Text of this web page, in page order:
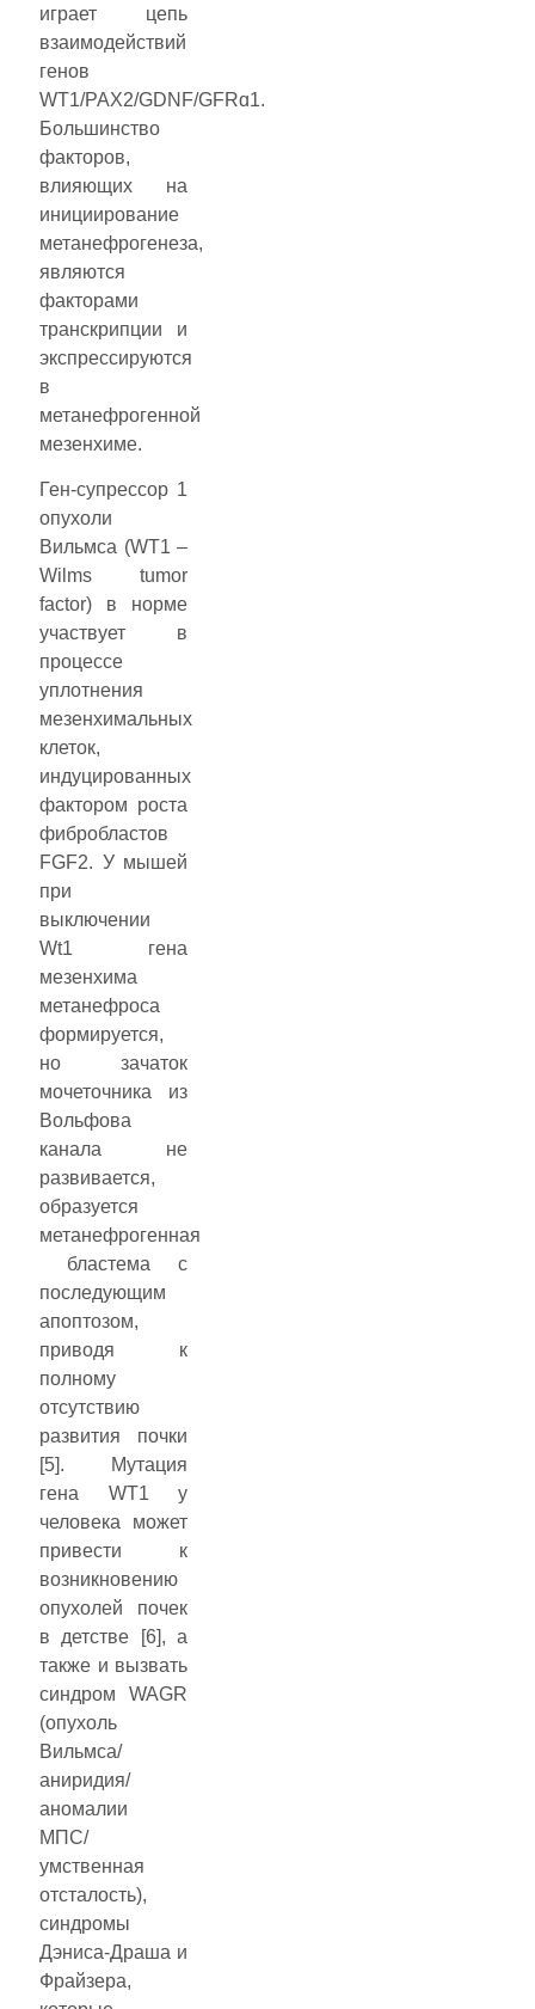
играет цепь
взаимодействий
генов
WT1/PAX2/GDNF/GFRɑ1.
Большинство
факторов,
влияющих на
инициирование
метанефрогенеза,
являются
факторами
транскрипции и
экспрессируются
в
метанефрогенной
мезенхиме.
Ген-супрессор 1
опухоли
Вильмса (WT1 –
Wilms tumor
factor) в норме
участвует в
процессе
уплотнения
мезенхимальных
клеток,
индуцированныx
фактором роста
фибробластов
FGF2. У мышей
при
выключении
Wt1 гена
мезенхима
метанефроса
формируется,
но зачаток
мочеточника из
Вольфова
канала не
развивается,
образуется
метанефрогенная
бластема с
последующим
апоптозом,
приводя к
полному
отсутствию
развития почки
[5]. Мутация
гена WT1 у
человека может
привести к
возникновению
опухолей почек
в детстве [6], а
также и вызвать
синдром WAGR
(опухоль
Вильмса/
аниридия/
аномалии
МПС/
умственная
отсталость),
синдромы
Дэниса-Драша и
Фрайзера,